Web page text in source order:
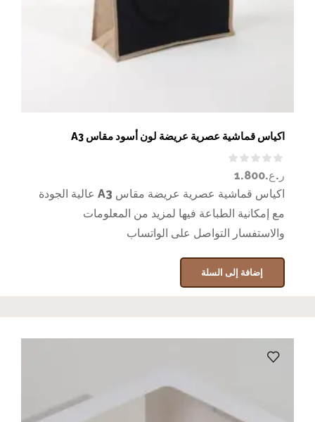
اكياس قماشية عصرية عريضة لون أسود مقاس A3
ر.ع.1.800
اكياس قماشية عصرية عريضة مقاس A3 عالية الجودة
مع إمكانية الطباعة فيها لمزيد من المعلومات
والاستفسار التواصل على الواتساب
إضافة إلى السلة